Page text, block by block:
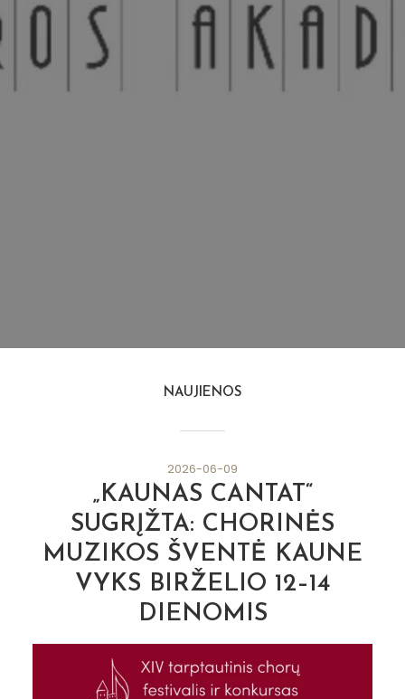
NAUJIENOS
2026-06-09
„KAUNAS CANTAT“
SUGRĮŽTA: CHORINĖS
MUZIKOS ŠVENTĖ KAUNE
VYKS BIRŽELIO 12–14
DIENOMIS